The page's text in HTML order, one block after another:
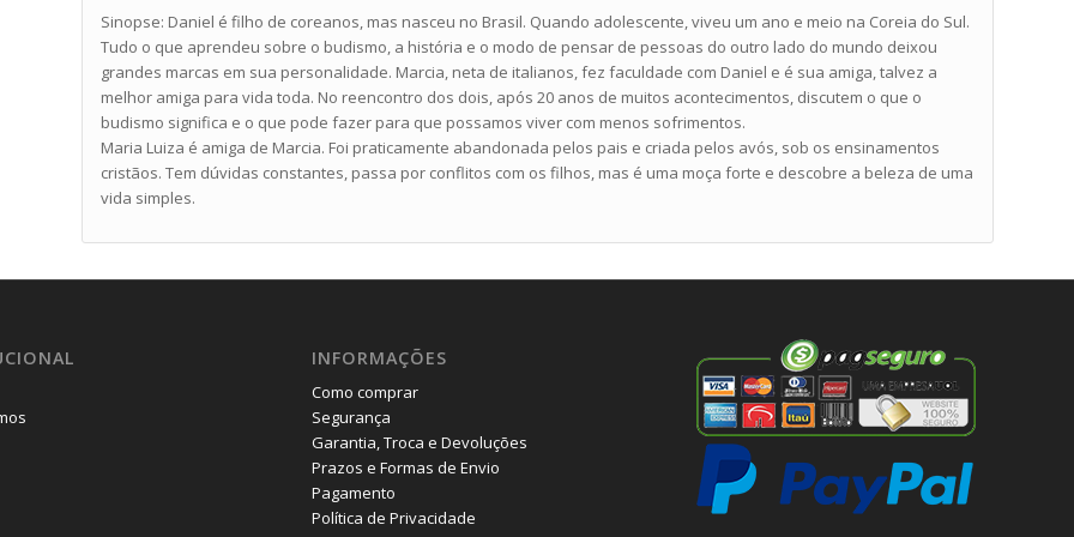
Sinopse: Daniel é filho de coreanos, mas nasceu no Brasil. Quando adolescente, viveu um ano e meio na Coreia do Sul.
Tudo o que aprendeu sobre o budismo, a história e o modo de pensar de pessoas do outro lado do mundo deixou
grandes marcas em sua personalidade. Marcia, neta de italianos, fez faculdade com Daniel e é sua amiga, talvez a
melhor amiga para vida toda. No reencontro dos dois, após 20 anos de muitos acontecimentos, discutem o que o
budismo significa e o que pode fazer para que possamos viver com menos sofrimentos.
Maria Luiza é amiga de Marcia. Foi praticamente abandonada pelos pais e criada pelos avós, sob os ensinamentos
cristãos. Tem dúvidas constantes, passa por conflitos com os filhos, mas é uma moça forte e descobre a beleza de uma
vida simples.
INFORMAÇÕES
Como comprar
Segurança
Garantia, Troca e Devoluções
Prazos e Formas de Envio
Pagamento
Política de Privacidade